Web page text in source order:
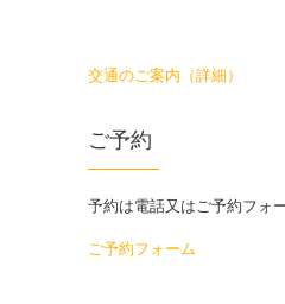
交通のご案内（詳細）
ご予約
予約は電話又はご予約フォ
ご予約フォーム